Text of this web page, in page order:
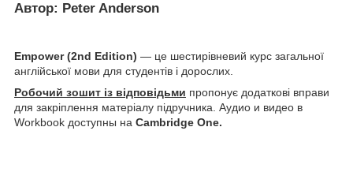
Автор: Peter Anderson
Empower (2nd Edition) — це шестирівневий курс загальної
англійської мови для студентів і дорослих.
Робочий зошит із відповідьми пропонує додаткові вправи
для закріплення матеріалу підручника. Аудио и видео в
Workbook доступны на Cambridge One.